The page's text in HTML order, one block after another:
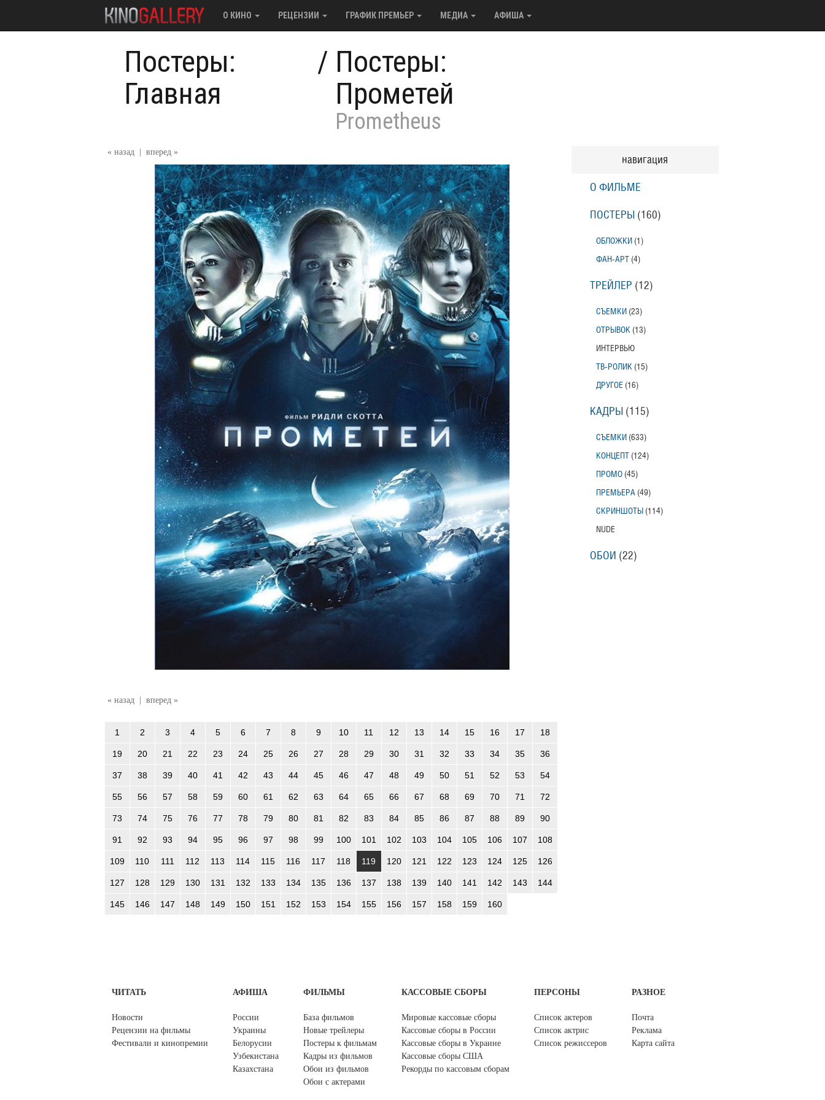
О КИНО РЕЦЕНЗИИ ГРАФИК ПРЕМЬЕР МЕДИА АФИША
Постеры:
Главная
/ Постеры:
Прометей
Prometheus
« назад вперед »
« назад вперед »
1 2 3 4 5 6 7 8 9 10 11 12 13 14 15 16 17 18
19 20 21 22 23 24 25 26 27 28 29 30 31 32 33 34 35 36
37 38 39 40 41 42 43 44 45 46 47 48 49 50 51 52 53 54
55 56 57 58 59 60 61 62 63 64 65 66 67 68 69 70 71 72
73 74 75 76 77 78 79 80 81 82 83 84 85 86 87 88 89 90
91 92 93 94 95 96 97 98 99 100 101 102 103 104 105 106 107 108
109 110 111 112 113 114 115 116 117 118 119 120 121 122 123 124 125 126
127 128 129 130 131 132 133 134 135 136 137 138 139 140 141 142 143 144
145 146 147 148 149 150 151 152 153 154 155 156 157 158 159 160
навигация
О ФИЛЬМЕ
ПОСТЕРЫ (160)
ОБЛОЖКИ (1)
ФАН-АРТ (4)
ТРЕЙЛЕР (12)
СЪЕМКИ (23)
ОТРЫВОК (13)
ИНТЕРВЬЮ
ТВ-РОЛИК (15)
ДРУГОЕ (16)
КАДРЫ (115)
СЪЕМКИ (633)
КОНЦЕПТ (124)
ПРОМО (45)
ПРЕМЬЕРА (49)
СКРИНШОТЫ (114)
NUDE
ОБОИ (22)
ЧИТАТЬ
Новости
Рецензии на фильмы
Фестивали и кинопремии
АФИША
России
Украины
Белорусии
Узбекистана
Казахстана
ФИЛЬМЫ
База фильмов
Новые трейлеры
Постеры к фильмам
Кадры из фильмов
Обои из фильмов
Обои с актерами
КАССОВЫЕ СБОРЫ
Мировые кассовые сборы
Кассовые сборы в России
Кассовые сборы в Украине
Кассовые сборы США
Рекорды по кассовым сборам
ПЕРСОНЫ
Список актеров
Список актрис
Список режиссеров
РАЗНОЕ
Почта
Реклама
Карта сайта